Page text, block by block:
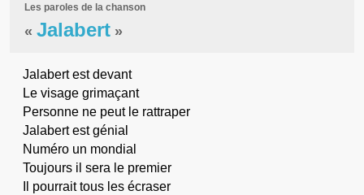
Les paroles de la chanson
« Jalabert »
Jalabert est devant
Le visage grimaçant
Personne ne peut le rattraper
Jalabert est génial
Numéro un mondial
Toujours il sera le premier
Il pourrait tous les écraser